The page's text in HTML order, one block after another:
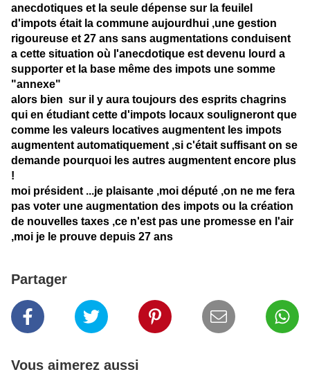
anecdotiques et la seule dépense sur la feuilel
d'impots était la commune aujourdhui ,une gestion
rigoureuse et 27 ans sans augmentations conduisent
a cette situation où l'anecdotique est devenu lourd a
supporter et la base même des impots une somme
"annexe"
alors bien sur il y aura toujours des esprits chagrins
qui en étudiant cette d'impots locaux souligneront que
comme les valeurs locatives augmentent les impots
augmentent automatiquement ,si c'était suffisant on se
demande pourquoi les autres augmentent encore plus
!
moi président ...je plaisante ,moi député ,on ne me fera
pas voter une augmentation des impots ou la création
de nouvelles taxes ,ce n'est pas une promesse en l'air
,moi je le prouve depuis 27 ans
Partager
Vous aimerez aussi